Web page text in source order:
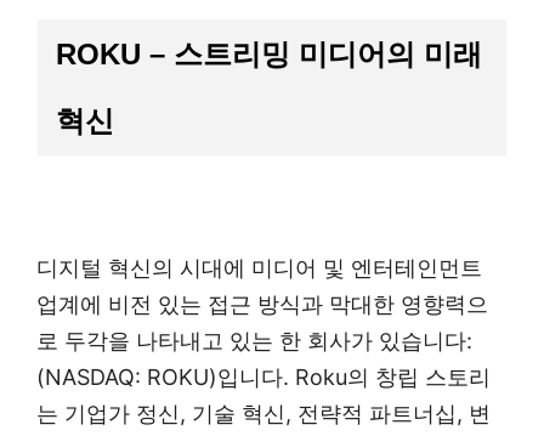
ROKU – 스트리밍 미디어의 미래
혁신
디지털 혁신의 시대에 미디어 및 엔터테인먼트
업계에 비전 있는 접근 방식과 막대한 영향력으
로 두각을 나타내고 있는 한 회사가 있습니다:
(NASDAQ: ROKU)입니다. Roku의 창립 스토리
는 기업가 정신, 기술 혁신, 전략적 파트너십, 변